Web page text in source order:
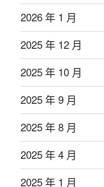
2026 年 1 月
2025 年 12 月
2025 年 10 月
2025 年 9 月
2025 年 8 月
2025 年 4 月
2025 年 1 月